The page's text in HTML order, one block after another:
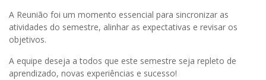
A Reunião foi um momento essencial para sincronizar as
atividades do semestre, alinhar as expectativas e revisar os
objetivos.
A equipe deseja a todos que este semestre seja repleto de
aprendizado, novas experiências e sucesso!